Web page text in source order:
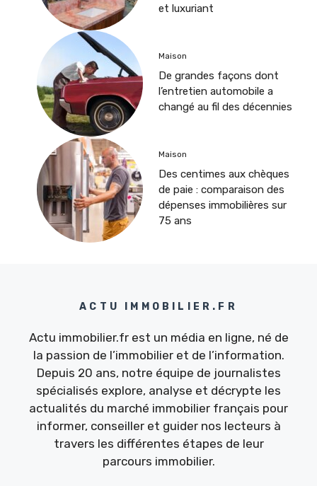
et luxuriant
Maison
De grandes façons dont
l’entretien automobile a
changé au fil des décennies
Maison
Des centimes aux chèques
de paie : comparaison des
dépenses immobilières sur
75 ans
ACTU IMMOBILIER.FR
Actu immobilier.fr est un média en ligne, né de
la passion de l’immobilier et de l’information.
Depuis 20 ans, notre équipe de journalistes
spécialisés explore, analyse et décrypte les
actualités du marché immobilier français pour
informer, conseiller et guider nos lecteurs à
travers les différentes étapes de leur
parcours immobilier.